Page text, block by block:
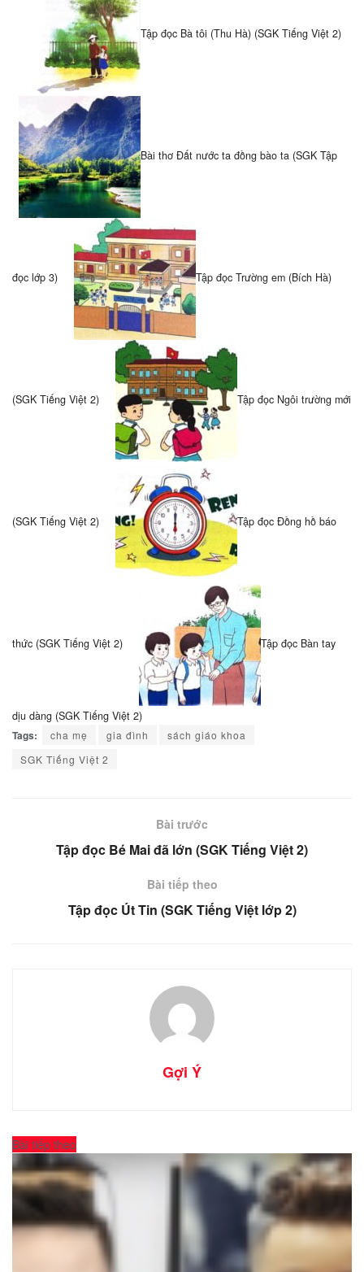
Tập đọc Bà tôi (Thu Hà) (SGK Tiếng Việt 2)
Bài thơ Đất nước ta đồng bào ta (SGK Tập
đọc lớp 3) Tập đọc Trường em (Bích Hà)
(SGK Tiếng Việt 2) Tập đọc Ngôi trường mới
(SGK Tiếng Việt 2) Tập đọc Đồng hồ báo
thức (SGK Tiếng Việt 2) Tập đọc Bàn tay
dịu dàng (SGK Tiếng Việt 2)
Tags:
cha mẹ gia đình
sách giáo khoa
SGK Tiếng Việt 2
Bài trước
Tập đọc Bé Mai đã lớn (SGK Tiếng Việt 2)
Bài tiếp theo
Tập đọc Út Tin (SGK Tiếng Việt lớp 2)
Gợi Ý
Bài tiếp theo